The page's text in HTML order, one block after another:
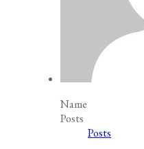
Name
Posts
Posts